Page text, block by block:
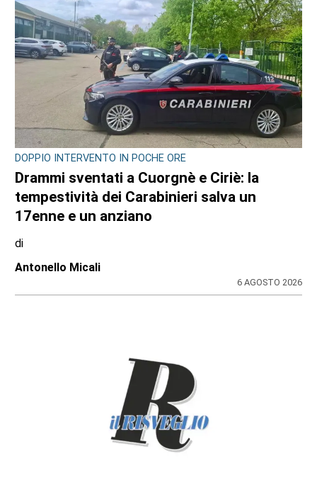
DOPPIO INTERVENTO IN POCHE ORE
Drammi sventati a Cuorgnè e Ciriè: la
tempestività dei Carabinieri salva un
17enne e un anziano
di
Antonello Micali
6 AGOSTO 2026